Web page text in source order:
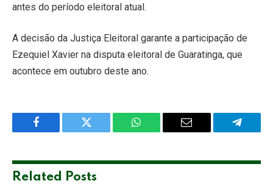
antes do período eleitoral atual.
A decisão da Justiça Eleitoral garante a participação de
Ezequiel Xavier na disputa eleitoral de Guaratinga, que
acontece em outubro deste ano.
Facebook Twitter WhatsApp Email
Related Posts